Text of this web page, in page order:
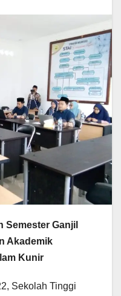
Semester Ganjil
Akademik
Kunir
Sekolah Tinggi